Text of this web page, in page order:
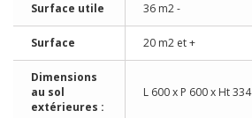
Surface utile 36 m2 -
Surface 20 m2 et +
Dimensions
au sol
extérieures :
L 600 x P 600 x Ht 334